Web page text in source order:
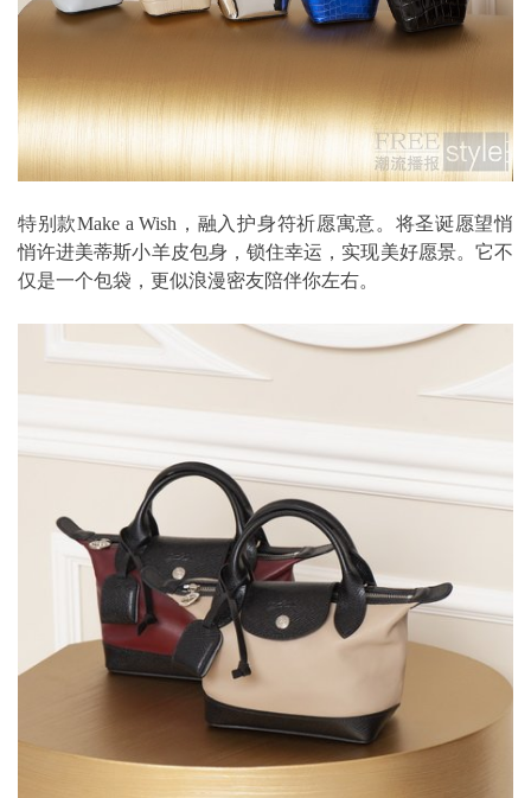
特别款Make a Wish，融入护身符祈愿寓意。将圣诞愿望悄
悄许进美蒂斯小羊皮包身，锁住幸运，实现美好愿景。它不
仅是一个包袋，更似浪漫密友陪伴你左右。